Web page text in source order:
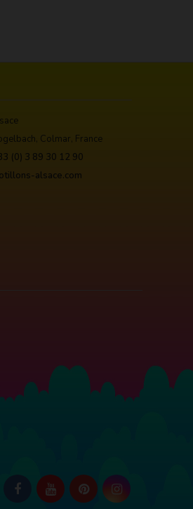
Colmar, France
(0) 3 89 30 12 90
alsace.com